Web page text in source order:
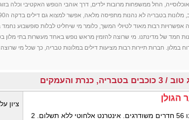
החל ממשפחות מרובות ילדים, דרך אוהבי הנופש האקטיבי וכלה
רבות מאוד לטיולי המשך, כלומר מי שיחליט לבלות סופשבוע נחמד
חמד של מדינתנו. מי שרוצה להזמין מראש נופש באחד מעשרות בתי מלון
במלון. חברות תיירות רבות מציעות דילים במלונות טבריה, כך שכל מי
כנרת והעמקים
ציון על פי 29
הגולן
אירוח כפרי ובו 56 חדרים משודרגים. אינטרנט אלחוטי ללא תשלום. 2